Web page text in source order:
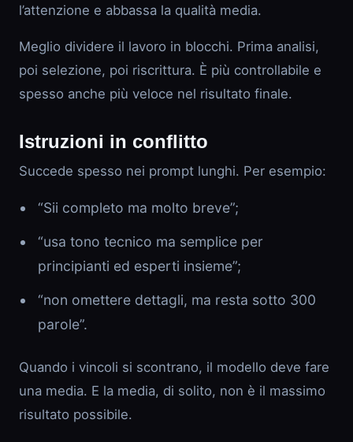
l’attenzione e abbassa la qualità media.
Meglio dividere il lavoro in blocchi. Prima analisi,
poi selezione, poi riscrittura. È più controllabile e
spesso anche più veloce nel risultato finale.
Istruzioni in conflitto
Succede spesso nei prompt lunghi. Per esempio:
“Sii completo ma molto breve”;
“usa tono tecnico ma semplice per
principianti ed esperti insieme”;
“non omettere dettagli, ma resta sotto 300
parole”.
Quando i vincoli si scontrano, il modello deve fare
una media. E la media, di solito, non è il massimo
risultato possibile.